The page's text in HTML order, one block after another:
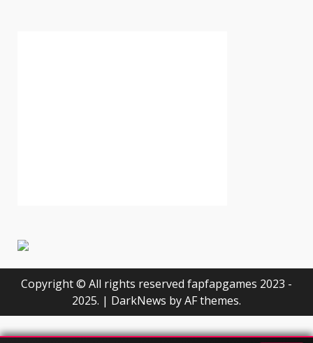
Copyright © All rights reserved fapfapgames 2023 -
2025. | DarkNews by AF themes.